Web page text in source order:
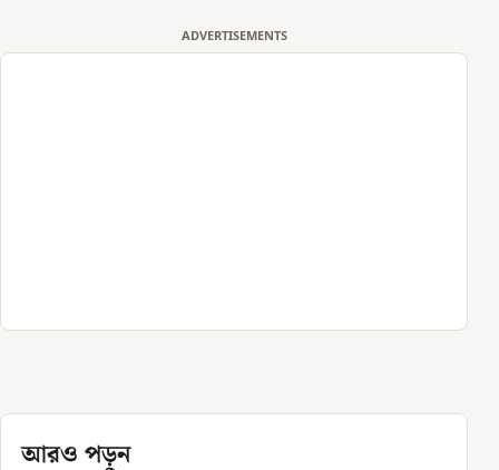
ADVERTISEMENTS
আরও পড়ুন